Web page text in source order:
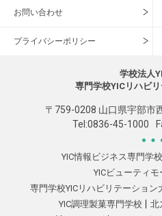
お問い合わせ
プライバシーポリシー
学校法人
専門学校YICリハビ
〒759-0208 山口県宇部市
Tel:0836-45-1000
YIC情報ビジネス専門学校
YICビューティ
専門学校YICリハビリテーション
YIC調理製菓専門学校
北